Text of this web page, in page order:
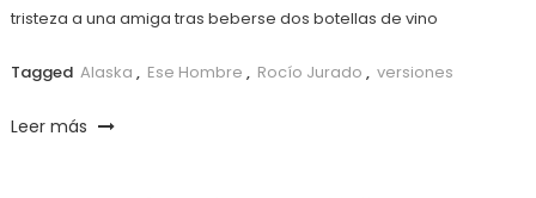
tristeza a una amiga tras beberse dos botellas de vino
Tagged Alaska , Ese Hombre , Rocío Jurado , versiones
Leer más